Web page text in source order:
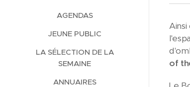
AGENDAS
JEUNE PUBLIC
LA SÉLECTION DE LA
SEMAINE
ANNUAIRES
of